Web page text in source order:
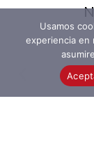
Usamos
experiencia en